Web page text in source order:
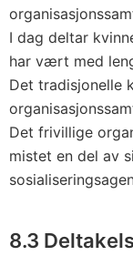
I dag deltar
har vært med
Det tradisjonelle
Det frivillige
mistet en del av
8.3